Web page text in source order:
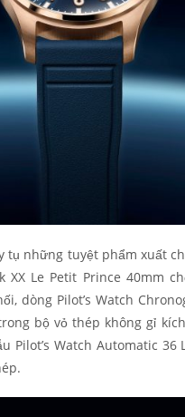
tụ những tuyệt phẩm xuất
XX Le Petit Prince 40mm
dòng Pilot’s Watch
bộ vỏ thép không gỉ
Pilot’s Watch Automatic 36